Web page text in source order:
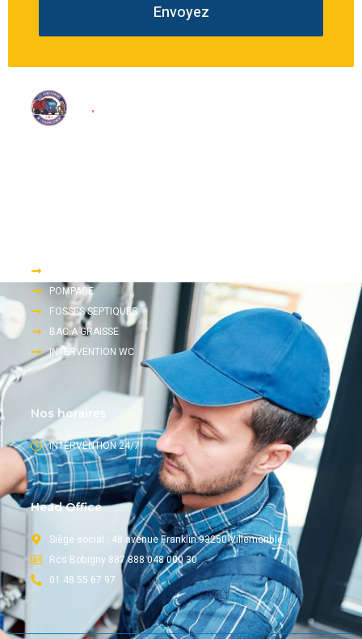
Envoyez
POMPAGE
FOSSES SEPTIQUES
BAC A GRAISSE
INTERVENTION WC
Nos horaires
INTERVENTION 24/7
Head Office
Siège social : 48 avenue Franklin 93250 Villemonble
Rcs Bobigny 887 888 048 000 30
01 48 55 67 97